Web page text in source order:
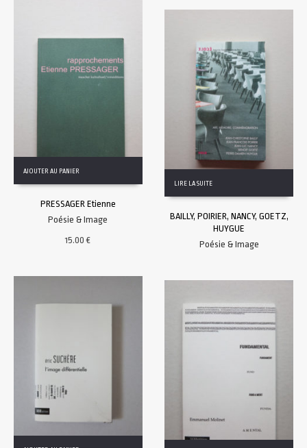
AJOUTER AU PANIER
PRESSAGER Etienne
Poésie & Image
15.00€
LIRE LA SUITE
BAILLY, POIRIER, NANCY, GOETZ,
HUYGUE
Poésie & Image